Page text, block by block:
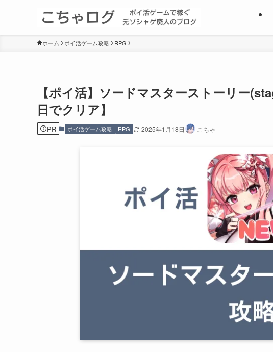
ホーム ポイ活ゲーム攻略 RPG
【ポイ活】ソードマスターストーリー
日でクリア】
PR ポイ活ゲーム攻略 RPG 2025年1月18日 こちゃ